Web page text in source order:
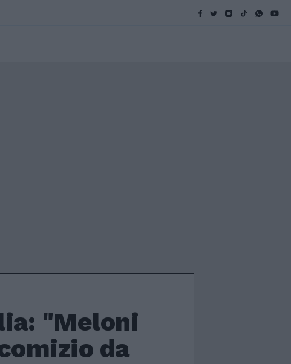
"Meloni
da